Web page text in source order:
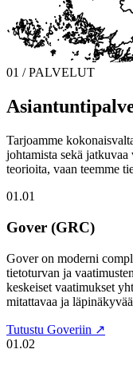
01 / PALVELUT
Tarjoamme
johtamista sekä
teorioita, vaan teemme
01.01
Gover (GRC)
Gover on moderni
tietoturvan ja
keskeiset vaatimukset
mitattavaa ja
Tutustu Goveriin ↗
01.02